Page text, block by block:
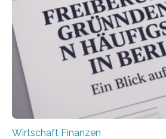
Versicherungsvertreter*innen und -
Ergebnis: Deutlich mehr als die
über 50 Jahre alt und wird in den
Nachfolgeregelung benötigen.
bereits Regelungen…
Wirtschaft Finanzen